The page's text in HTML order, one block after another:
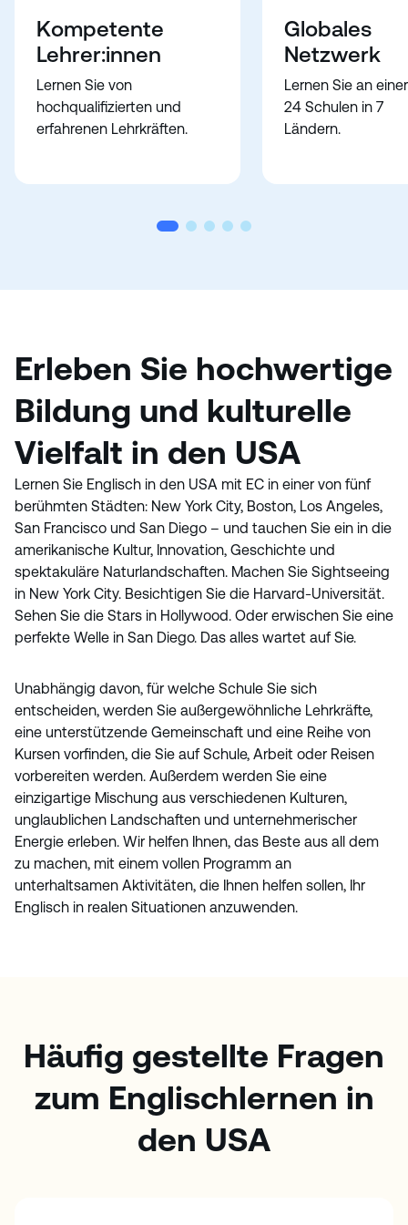
Kompetente
Lehrer:innen
Lernen Sie von
hochqualifizierten und
erfahrenen Lehrkräften.
Globales
Netzwerk
Lernen Sie an
24 Schulen in 7
Ländern.
Lernen Sie Englisch in den USA mit EC in einer von fünf
berühmten Städten: New York City, Boston, Los Angeles,
San Francisco und San Diego – und tauchen Sie ein in die
amerikanische Kultur, Innovation, Geschichte und
spektakuläre Naturlandschaften. Machen Sie Sightseeing
in New York City. Besichtigen Sie die Harvard-Universität.
Sehen Sie die Stars in Hollywood. Oder erwischen Sie eine
perfekte Welle in San Diego. Das alles wartet auf Sie.
Unabhängig davon, für welche Schule Sie sich
entscheiden, werden Sie außergewöhnliche Lehrkräfte,
eine unterstützende Gemeinschaft und eine Reihe von
Kursen vorfinden, die Sie auf Schule, Arbeit oder Reisen
vorbereiten werden. Außerdem werden Sie eine
einzigartige Mischung aus verschiedenen Kulturen,
unglaublichen Landschaften und unternehmerischer
Energie erleben. Wir helfen Ihnen, das Beste aus all dem
zu machen, mit einem vollen Programm an
unterhaltsamen Aktivitäten, die Ihnen helfen sollen, Ihr
Englisch in realen Situationen anzuwenden.
Erleben Sie hochwertige
Bildung und kulturelle
Vielfalt in den USA
Häufig gestellte Fragen
zum Englischlernen in
den USA